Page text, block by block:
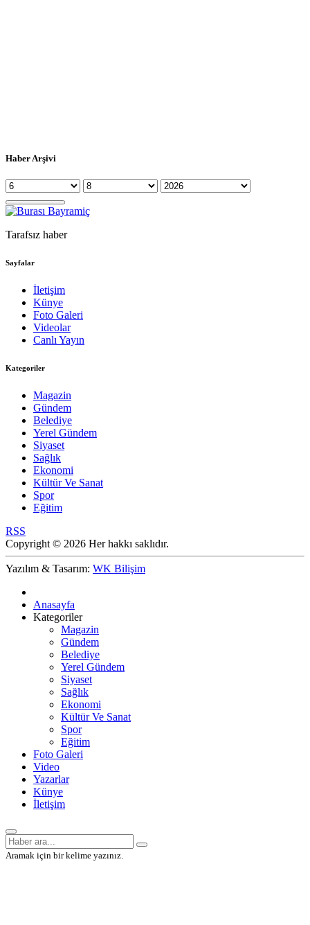
Haber Arşivi
Tarafsız haber
Sayfalar
İletişim
Künye
Foto Galeri
Videolar
Canlı Yayın
Kategoriler
Magazin
Gündem
Belediye
Yerel Gündem
Siyaset
Sağlık
Ekonomi
Kültür Ve Sanat
Spor
Eğitim
RSS
Copyright © 2026 Her hakkı saklıdır.
Yazılım & Tasarım: WK Bilişim
Anasayfa
Kategoriler
Magazin
Gündem
Belediye
Yerel Gündem
Siyaset
Sağlık
Ekonomi
Kültür Ve Sanat
Spor
Eğitim
Foto Galeri
Video
Yazarlar
Künye
İletişim
Aramak için bir kelime yazınız.